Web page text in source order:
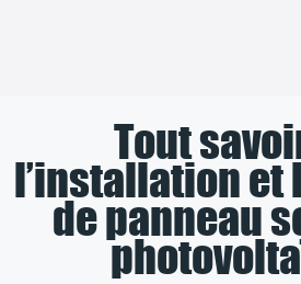
Tout
l’installation et
de panneau